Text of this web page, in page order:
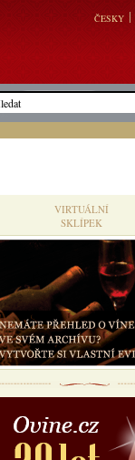
ČESKY
VIRTUÁLNÍ
SKLÍPEK